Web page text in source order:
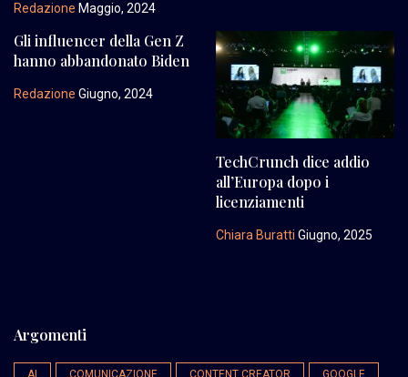
Redazione Maggio, 2024
Gli influencer della Gen Z
hanno abbandonato Biden
Redazione Giugno, 2024
TechCrunch dice addio
all’Europa dopo i
licenziamenti
Chiara Buratti Giugno, 2025
Argomenti
AI COMUNICAZIONE CONTENT CREATOR GOOGLE